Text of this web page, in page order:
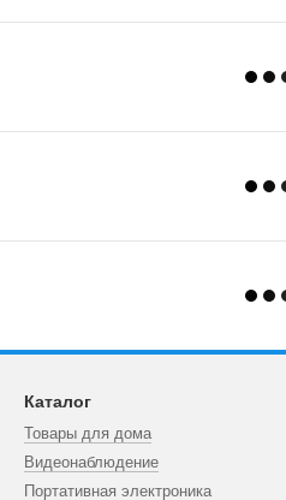
Каталог
Товары для дома
Видеонаблюдение
Портативная электроника